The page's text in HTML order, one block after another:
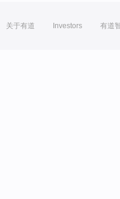
关于有道 Investors 有道